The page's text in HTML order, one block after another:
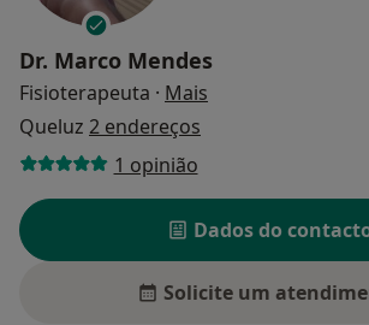
Dr. Marco Mendes
Fisioterapeuta · Mais
Queluz 2 endereços
1 opinião
Dados do
Solicite um